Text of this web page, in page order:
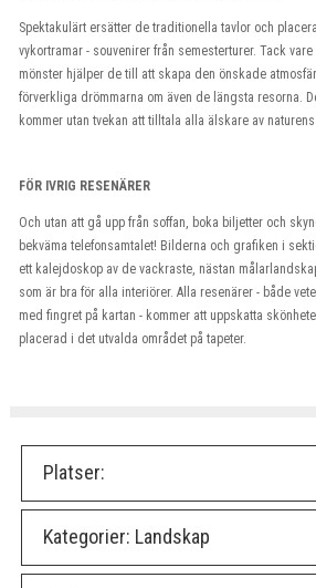
Spektakulärt ersätter de traditionella tavlor och
vykortramar - souvenirer från semesterturer. Tack
mönster hjälper de till att skapa den önskade
förverkliga drömmarna om även de längsta resorna.
kommer utan tvekan att tilltala alla älskare av
FÖR IVRIG RESENÄRER
Och utan att gå upp från soffan, boka biljetter och
bekväma telefonsamtalet! Bilderna och grafiken i
ett kalejdoskop av de vackraste, nästan
som är bra för alla interiörer. Alla resenärer - både
med fingret på kartan - kommer att uppskatta
placerad i det utvalda området på tapeter.
Platser:
Kategorier: Landskap